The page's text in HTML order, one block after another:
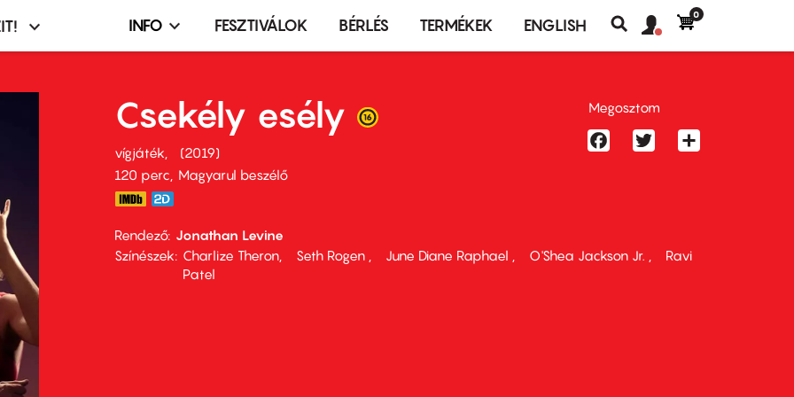
Infó,
terembérlés
menü
INFO FESZTIVÁLOK BÉRLÉS TERMÉKEK ENGLISH
Keresés
fiók
Felhasználói
0
Csekély esély
vígjáték
2019
120 perc,
Magyarul beszélő
Rendező Jonathan Levine
Színészek
Charlize Theron Seth Rogen June Diane Raphael O'Shea Jackson Jr.
Ravi
Patel
Megosztom
FacebookTwitter